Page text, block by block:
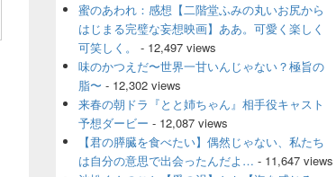
蜜のあわれ：感想【二階堂ふみの丸いお尻から
はじまる完璧な妄想映画】ああ。可愛く楽しく
可笑しく。
- 12,497 views
味のかつえだ〜世界一甘いんじゃない？極旨の
脂〜 - 12,302 views
来春の朝ドラ『とと姉ちゃん』相手役キャスト
予想ダービー - 12,087 views
【君の膵臓を食べたい】偶然じゃない、私たち
は自分の意思で出会ったんだよ… - 11,647 views